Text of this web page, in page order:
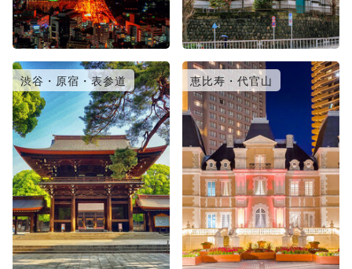
渋谷・原宿・表参道 恵比寿・代官山